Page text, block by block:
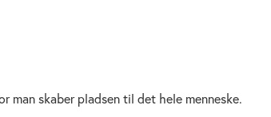
man skaber pladsen til det hele menneske.